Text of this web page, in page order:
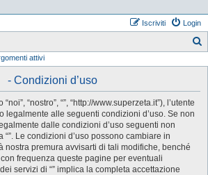
Login
Iscriviti
attivi
- Condizioni d’uso
“nostro”, “”, “http://www.superzeta.it”), l’utente
legalmente alle seguenti condizioni d’uso. Se non
dalle condizioni d’uso seguenti non
Le condizioni d’uso possono cambiare in
nostra premura avvisarti di tali modifiche, benché
frequenza queste pagine per eventuali
servizi di “” implica la completa accettazione